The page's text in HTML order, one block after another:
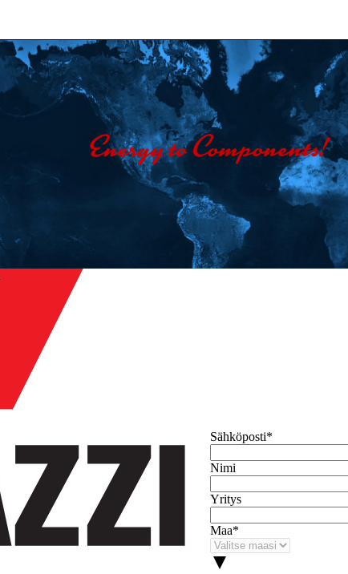
Sähköposti*
Nimi
Yritys
Maa*